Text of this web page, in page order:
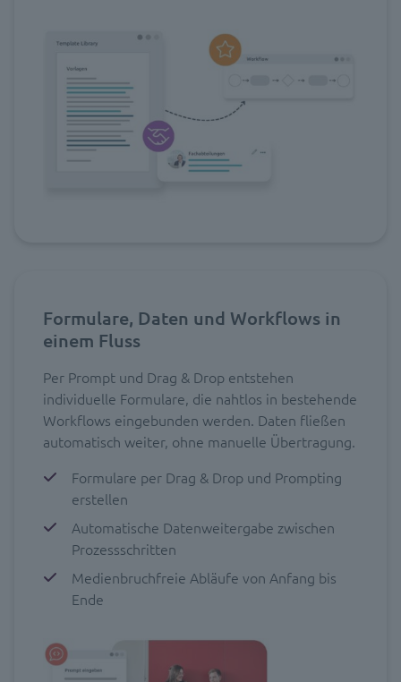
Formulare, Daten und Workflows in
einem Fluss
Per Prompt und Drag & Drop entstehen
individuelle Formulare, die nahtlos in bestehende
Workflows eingebunden werden. Daten fließen
automatisch weiter, ohne manuelle Übertragung.
Formulare per Drag & Drop und Prompting
erstellen
Automatische Datenweitergabe zwischen
Prozessschritten
Medienbruchfreie Abläufe von Anfang bis
Ende